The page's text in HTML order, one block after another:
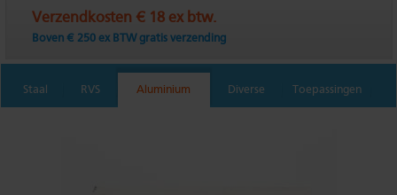
Verzendkosten € 18 ex btw.
Boven € 250 ex BTW gratis verzending
Staal RVS Aluminium Diverse Toepassingen